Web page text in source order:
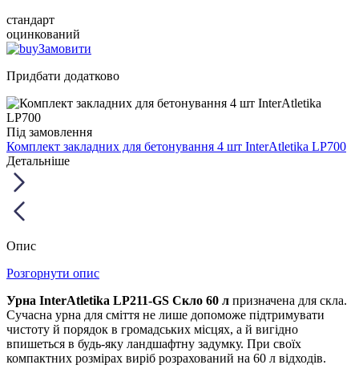
стандарт
оцинкований
Замовити
Придбати додатково
Під замовлення
Комплект закладних для бетонування 4 шт InterAtletika LP700
Детальніше
Опис
Розгорнути опис
Урна InterAtletika LP211-GS Скло 60 л призначена для скла.
Сучасна урна для сміття не лише допоможе підтримувати
чистоту й порядок в громадських місцях, а й вигідно
впишеться в будь-яку ландшафтну задумку. При своїх
компактних розмірах виріб розрахований на 60 л відходів.